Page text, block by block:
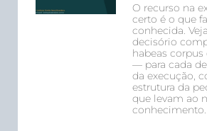
O recurso na
certo é o que
conhecida.
decisório
habeas
— para cada
da execução,
estrutura da
que levam ao
conhecimento.